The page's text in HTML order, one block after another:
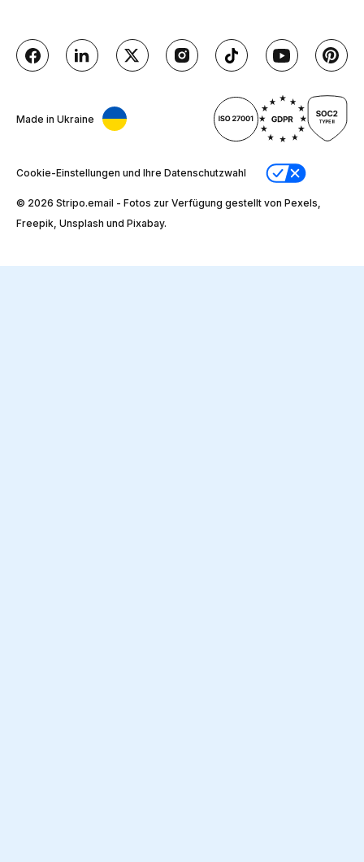
Made in Ukraine
Cookie-Einstellungen und Ihre Datenschutzwahl
© 2026 Stripо.email - Fotos zur Verfügung gestellt von Pexels,
Freepik, Unsplash und Pixabay.